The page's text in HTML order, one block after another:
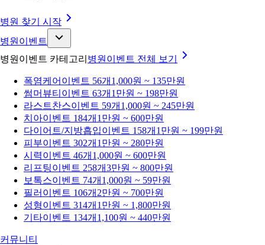
병원 찾기 시작
병원이벤트
병원이벤트 카테고리 병원이벤트 전체 보기
폭염케어 이벤트 56개 1,000원 ~ 135만원
썸머뷰티 이벤트 63개 1만원 ~ 198만원
라스트찬스이벤트 59개 1,000원 ~ 245만원
치아이벤트 184개 1만원 ~ 600만원
다이어트/지방흡입이벤트 158개 1만원 ~ 199만원
피부이벤트 302개 1만원 ~ 280만원
시력이벤트 46개 1,000원 ~ 600만원
리프팅이벤트 258개3만원 ~ 800만원
보톡스이벤트 74개 1,000원 ~ 59만원
필러 이벤트 106개 2만원 ~ 700만원
성형이벤트 314개 1만원 ~ 1,800만원
기타이벤트 134개 1,100원 ~ 440만원
커뮤니티